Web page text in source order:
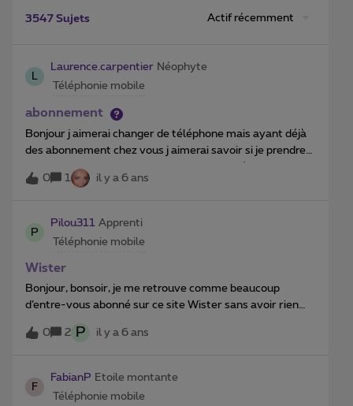
3547 Sujets Actif récemment
L
Laurence.carpentier Néophyte
Téléphonie mobile
abonnement
Bonjour j aimerai changer de téléphone mais ayant déjà
des abonnement chez vous j aimerai savoir si je prendre
le samsung s10 si je peux garder mon numéro et a
combien sa me reviendrai par moi merci bonne journée et
0 1 il y a 6 ans
P
Pilou311 Apprenti
Téléphonie mobile
Wister
Bonjour, bonsoir, je me retrouve comme beaucoup
d’entre-vous abonné sur ce site Wister sans avoir rien
vous me dire si cela suffit. En vous remerciant par avance
0 2 P il y a 6 ans
F
FabianP Etoile montante
Téléphonie mobile